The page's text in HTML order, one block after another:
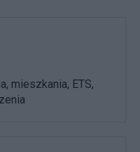
mieszkania, ETS,